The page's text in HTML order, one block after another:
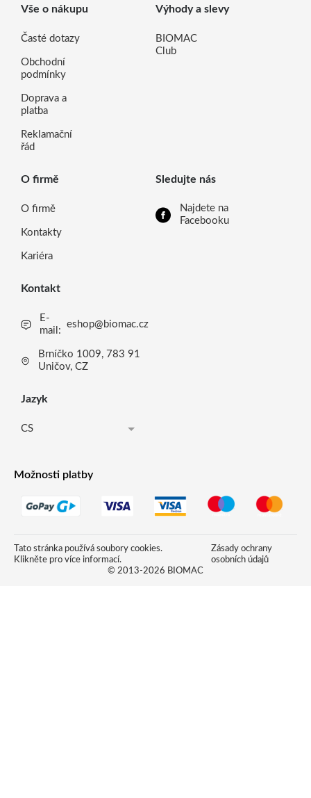
Vše o nákupu
Časté dotazy
Obchodní
podmínky
Doprava a
platba
Reklamační
řád
Výhody a slevy
BIOMAC
Club
O firmě
O firmě
Kontakty
Kariéra
Sledujte nás
Najdete na
Facebooku
Kontakt
E-
mail:
eshop@biomac.cz
Brníčko 1009, 783 91
Uničov, CZ
Jazyk
CS
EN
DE
Možnosti platby
© 2013-2026 BIOMAC
Tato stránka používá soubory cookies.
Klikněte pro více informací.
Zásady ochrany
osobních údajů